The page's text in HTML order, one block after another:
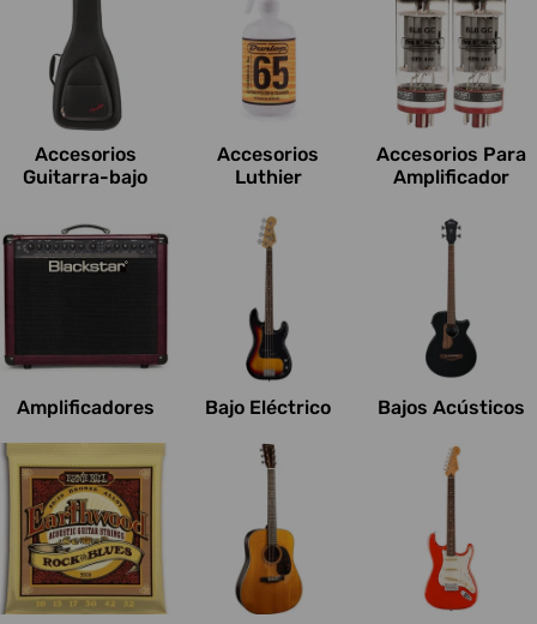
e
s
:
Accesorios
Guitarra-bajo
Accesorios
Luthier
Accesorios Para
Amplificador
Amplificadores Bajo Eléctrico Bajos Acústicos